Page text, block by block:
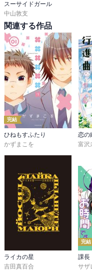
スーサイドガール
中山敦支
関連する作品
完結
ひねもすふたり
かずまこを
恋の
富沢
ライカの星
吉田真百合
完結
サザ